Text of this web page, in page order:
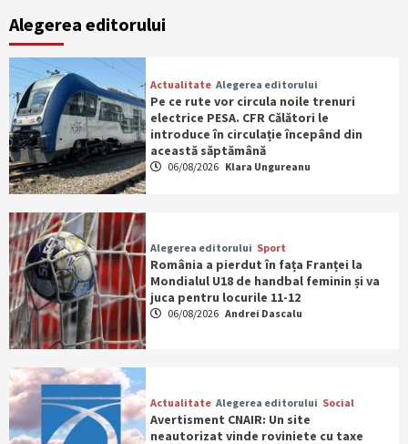
Alegerea editorului
Actualitate Alegerea editorului
Pe ce rute vor circula noile trenuri
electrice PESA. CFR Călători le
introduce în circulație începând din
această săptămână
06/08/2026 Klara Ungureanu
Alegerea editorului Sport
România a pierdut în fața Franței la
Mondialul U18 de handbal feminin și va
juca pentru locurile 11-12
06/08/2026 Andrei Dascalu
Actualitate Alegerea editorului Social
Avertisment CNAIR: Un site
neautorizat vinde roviniete cu taxe